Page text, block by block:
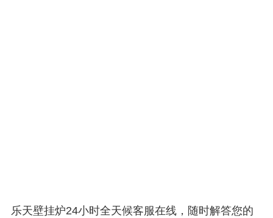
乐天壁挂炉24小时全天候客服在线，随时解答您的